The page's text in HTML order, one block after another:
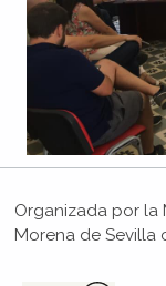
Organizada por la
Morena de Sevilla